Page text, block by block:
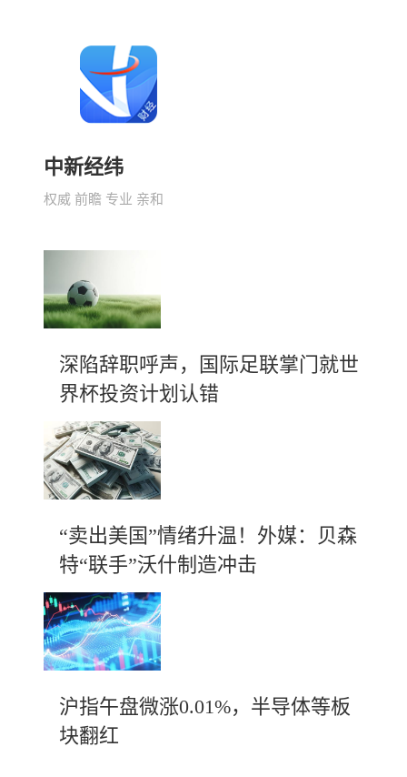
中新经纬
权威 前瞻 专业 亲和
深陷辞职呼声，国际足联掌门就世
界杯投资计划认错
“卖出美国”情绪升温！外媒：贝森
特“联手”沃什制造冲击
沪指午盘微涨0.01%，半导体等板
块翻红